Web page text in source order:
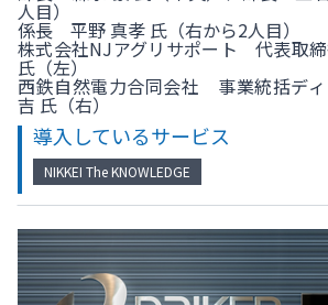
人目）
係長 平野 真孝 氏（右から2人目）
株式会社NJアグリサポート 代表取
氏（左）
西鉄自然電力合同会社 事業統括デ
吉 氏（右）
導入しているサービス
NIKKEI The KNOWLEDGE